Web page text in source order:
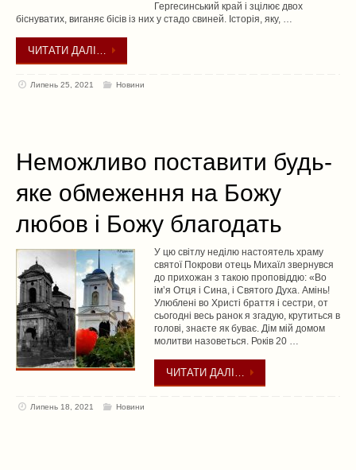
Гергесинський край і зцілює двох
біснуватих, виганяє бісів із них у стадо свиней. Історія, яку, …
ЧИТАТИ ДАЛІ…
Липень 25, 2021 Новини
Неможливо поставити будь-
яке обмеження на Божу
любов і Божу благодать
У цю світлу неділю настоятель храму
святої Покрови отець Михаїл звернувся
до прихожан з такою проповіддю: «Во
ім’я Отця і Сина, і Святого Духа. Амінь!
Улюблені во Христі браття і сестри, от
сьогодні весь ранок я згадую, крутиться в
голові, знаєте як буває. Дім мій домом
молитви назоветься. Років 20 …
ЧИТАТИ ДАЛІ…
Липень 18, 2021 Новини